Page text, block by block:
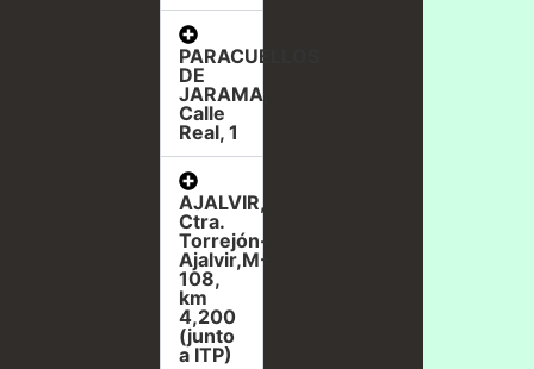
PARACUELLOS
DE
JARAMA,
Calle
Real, 1
AJALVIR,
Ctra.
Torrejón-
Ajalvir,M-
108,
km
4,200
(junto
a ITP)